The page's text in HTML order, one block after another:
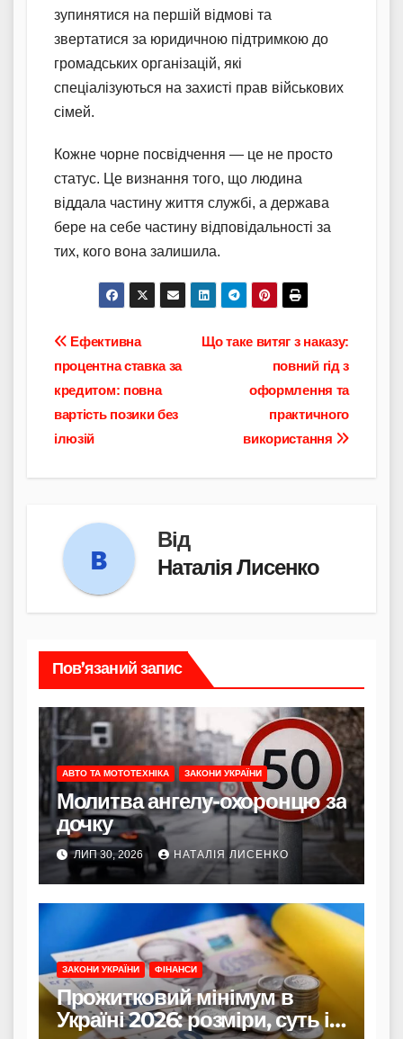
зупинятися на першій відмові та
звертатися за юридичною підтримкою до
громадських організацій, які
спеціалізуються на захисті прав військових
сімей.
Кожне чорне посвідчення — це не просто
статус. Це визнання того, що людина
віддала частину життя службі, а держава
бере на себе частину відповідальності за
тих, кого вона залишила.
Навігація
записів
Що таке витяг з наказу:
повний гід з
оформлення та
практичного
використання
Ефективна
процентна ставка за
кредитом: повна
вартість позики без
ілюзій
Від
Наталія Лисенко
Пов’язаний запис
АВТО ТА МОТОТЕХНІКА ЗАКОНИ УКРАЇНИ
Молитва ангелу-охоронцю за
дочку
ЛИП 30, 2026 НАТАЛІЯ ЛИСЕНКО
ЗАКОНИ УКРАЇНИ ФІНАНСИ
Прожитковий мінімум в
Україні 2026: розміри, суть і